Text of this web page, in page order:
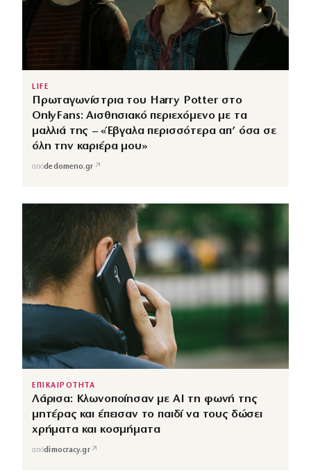
LIFE
Πρωταγωνίστρια του Harry Potter στο
OnlyFans: Αισθησιακό περιεχόμενο με τα
μαλλιά της – «Έβγαλα περισσότερα απ’ όσα σε
όλη την καριέρα μου»
απόdedomeno.gr ↗
ΕΠΙΚΑΙΡΟΤΗΤΑ
Λάρισα: Κλωνοποίησαν με AI τη φωνή της
μητέρας και έπεισαν το παιδί να τους δώσει
χρήματα και κοσμήματα
απόdimocracy.gr↗